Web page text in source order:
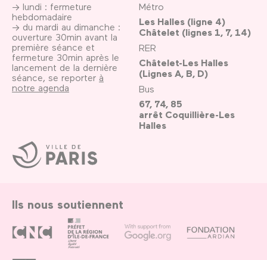
Ville
de
Paris
→ lundi : fermeture
hebdomadaire
→ du mardi au dimanche :
ouverture 30min avant la
première séance et
fermeture 30min après le
lancement de la dernière
séance, se reporter à
notre agenda
Métro
Les Halles (ligne 4)
Châtelet (lignes 1, 7, 14)
RER
Châtelet-Les Halles
(Lignes A, B, D)
Bus
67, 74, 85
arrêt Coquillière-Les
Halles
Ils nous soutiennent